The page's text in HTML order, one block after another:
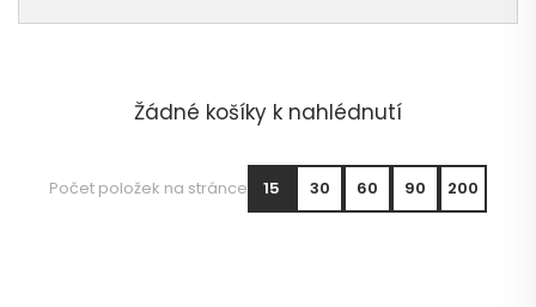
Žádné košíky k nahlédnutí
Počet položek na stránce 15 30 60 90 200